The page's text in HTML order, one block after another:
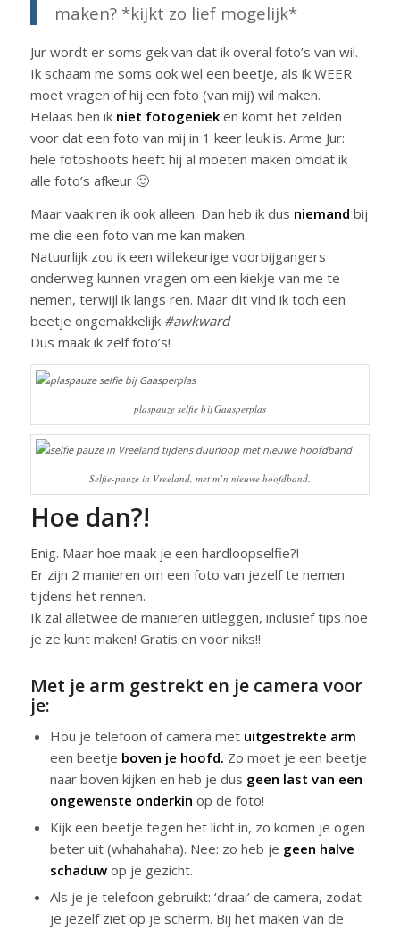
maken? *kijkt zo lief mogelijk*
Jur wordt er soms gek van dat ik overal foto’s van wil.
Ik schaam me soms ook wel een beetje, als ik WEER
moet vragen of hij een foto (van mij) wil maken.
Helaas ben ik niet fotogenieken komt het zelden
voor dat een foto van mij in 1 keer leuk is. Arme Jur:
hele fotoshoots heeft hij al moeten maken omdat ik
alle foto’s afkeur 🙂
Maar vaak ren ik ook alleen. Dan heb ik dus niemand bij
me die een foto van me kan maken.
Natuurlijk zou ik een willekeurige voorbijgangers
onderweg kunnen vragen om een kiekje van me te
nemen, terwijl ik langs ren. Maar dit vind ik toch een
beetje ongemakkelijk #awkward
Dus maak ik zelf foto’s!
plaspauze selfie bij Gaasperplas
Selfie-pauze in Vreeland, met m’n nieuwe hoofdband.
Hoe dan?!
Enig. Maar hoe maak je een hardloopselfie?!
Er zijn 2 manieren om een foto van jezelf te nemen
tijdens het rennen.
Ik zal alletwee de manieren uitleggen, inclusief tips hoe
je ze kunt maken! Gratis en voor niks!!
Met je arm gestrekt en je camera voor
je:
Hou je telefoon of camera met uitgestrekte arm
een beetje boven je hoofd. Zo moet je een beetje
naar boven kijken en heb je dus geen last van een
ongewenste onderkin op de foto!
Kijk een beetje tegen het licht in, zo komen je ogen
beter uit (whahahaha). Nee: zo heb je geen halve
schaduwop je gezicht.
Als je je telefoon gebruikt: ‘draai’ de camera, zodat
je jezelf ziet op je scherm. Bij het maken van de